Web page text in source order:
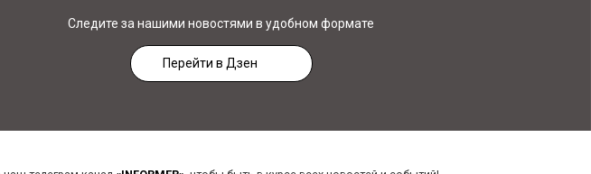
Следите за нашими новостями в удобном формате
Перейти в Дзен